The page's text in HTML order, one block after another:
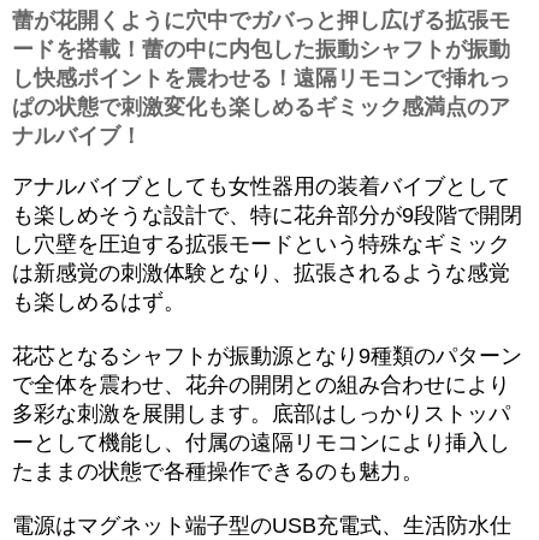
蕾が花開くように穴中でガバっと押し広げる拡張モ
ードを搭載！蕾の中に内包した振動シャフトが振動
し快感ポイントを震わせる！遠隔リモコンで挿れっ
ぱの状態で刺激変化も楽しめるギミック感満点のア
ナルバイブ！
アナルバイブとしても女性器用の装着バイブとして
も楽しめそうな設計で、特に花弁部分が9段階で開閉
し穴壁を圧迫する拡張モードという特殊なギミック
は新感覚の刺激体験となり、拡張されるような感覚
も楽しめるはず。
花芯となるシャフトが振動源となり9種類のパターン
で全体を震わせ、花弁の開閉との組み合わせにより
多彩な刺激を展開します。底部はしっかりストッパ
ーとして機能し、付属の遠隔リモコンにより挿入し
たままの状態で各種操作できるのも魅力。
電源はマグネット端子型のUSB充電式、生活防水仕